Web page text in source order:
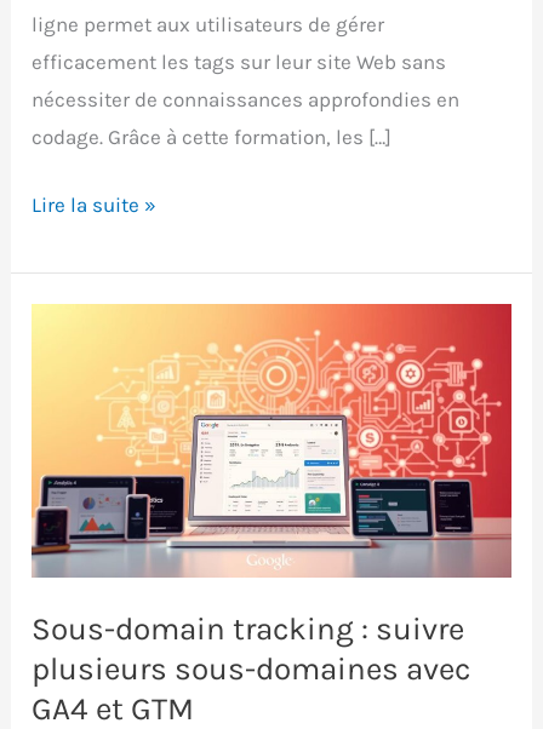
ligne permet aux utilisateurs de gérer
efficacement les tags sur leur site Web sans
nécessiter de connaissances approfondies en
codage. Grâce à cette formation, les […]
Formation
Tag
programme
complet
débutants
Lire la suite »
Sous-domain tracking : suivre
plusieurs sous-domaines avec
GA4 et GTM